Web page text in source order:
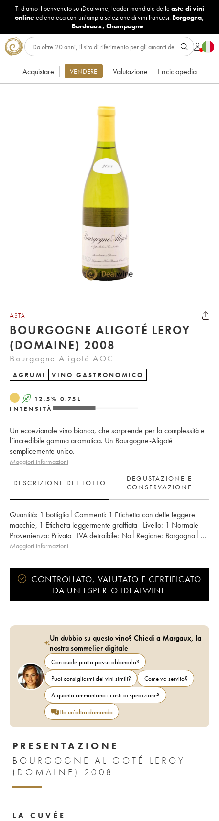
Ti diamo il benvenuto su iDealwine, leader mondiale delle aste di vini
onlineed enoteca con un'ampia selezione di vini francesi: Borgogna,
Bordeaux, Champagne...
Acquistare VENDERE Valutazione Enciclopedia
ASTA
BOURGOGNE ALIGOTÉ LEROY
(DOMAINE) 2008
Bourgogne Aligoté AOC
AGRUMI VINO GASTRONOMICO
A 12.5% 0.75 L
INTENSITÀ
Un eccezionale vino bianco, che sorprende per la complessità e
l’incredibile gamma aromatica. Un Bourgogne-Aligoté
semplicemente unico.
Maggiori informazioni
DESCRIZIONE DEL LOTTO
DEGUSTAZIONE E
CONSERVAZIONE
Quantità: 1 bottiglia Commenti: 1 Etichetta con delle leggere
macchie, 1 Etichetta leggermente graffiata Livello: 1 Normale
Provenienza:
privato IVA detraibile: no Regione:
Borgogna
Denominazione: Bourgogne Aligoté
Maggiori informazioni…
CONTROLLATO, VALUTATO E CERTIFICATO
DA UN ESPERTO IDEALWINE
Un dubbio su questo vino? Chiedi a Margaux, la
nostra sommelier digitale
Con quale piatto posso abbinarlo?
Puoi consigliarmi dei vini simili?
Come va servito?
A quanto ammontano i costi di spedizione?
Ho un'altra domanda
PRESENTAZIONE
BOURGOGNE ALIGOTÉ LEROY
(DOMAINE) 2008
LA CUVÉE